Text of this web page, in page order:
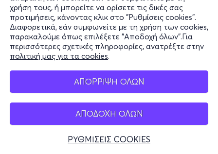
χρήση τους, ή μπορείτε να ορίσετε τις δικές σας
προτιμήσεις, κάνοντας κλικ στο "Ρυθμίσεις cookies".
Διαφορετικά, εάν συμφωνείτε με τη χρήση των cookies,
παρακαλούμε όπως επιλέξετε "Αποδοχή όλων".Για
περισσότερες σχετικές πληροφορίες, ανατρέξτε στην
πολιτική μας για τα cookies.
ΑΠΟΡΡΙΨΗ ΟΛΩΝ
ΑΠΟΔΟΧΗ ΟΛΩΝ
ΡΥΘΜΙΣΕΙΣ COOKIES